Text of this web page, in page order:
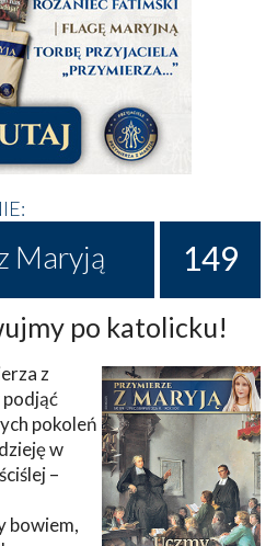
Maryją 149
po katolicku!
z
pokoleń
w
–
bowiem,